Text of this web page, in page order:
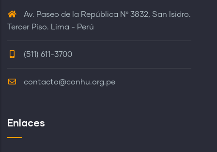
Av. Paseo de la República Nº 3832, San Isidro.
Tercer Piso. Lima - Perú
(511) 611-3700
contacto@conhu.org.pe
Enlaces